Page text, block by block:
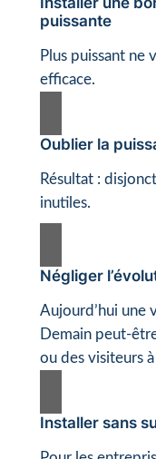
puissante
Plus puissant ne
efficace.
Oublier la
Résultat :
inutiles.
Négliger
Aujourd’hui une
Demain peut-
ou des visiteurs
Installer sans